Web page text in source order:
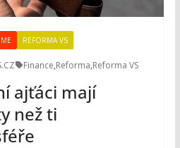
REFORMA VS
Finance,Reforma,Reforma VS
ajťáci mají
než ti